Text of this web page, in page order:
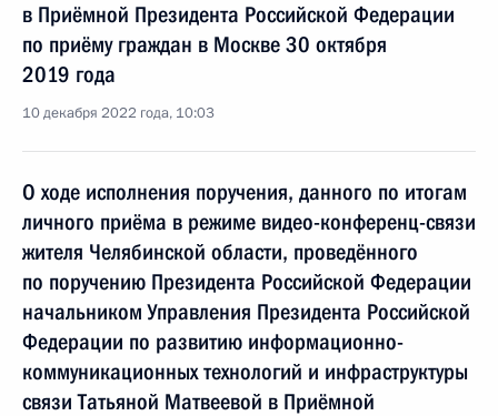
в Приёмной Президента Российской Федерации
по приёму граждан в Москве 30 октября
2019 года
10 декабря 2022 года, 10:03
О ходе исполнения поручения, данного по итогам
личного приёма в режиме видео-конференц-связи
жителя Челябинской области, проведённого
по поручению Президента Российской Федерации
начальником Управления Президента Российской
Федерации по развитию информационно-
коммуникационных технологий и инфраструктуры
связи Татьяной Матвеевой в Приёмной